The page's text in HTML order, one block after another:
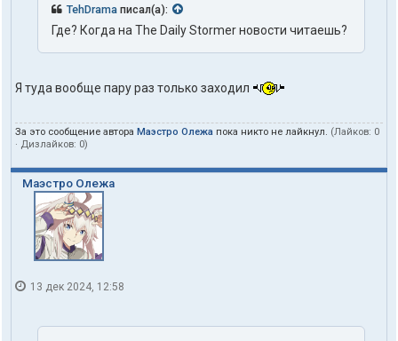
TehDrama писал(а):
Где? Когда на The Daily Stormer новости читаешь?
Я туда вообще пару раз только заходил
За это сообщение автора Маэстро Олежа пока никто не лайкнул. (Лайков: 0
· Дизлайков: 0)
Маэстро Олежа
13 дек 2024, 12:58